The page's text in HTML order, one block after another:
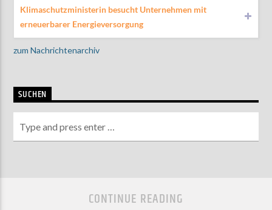
Klimaschutzministerin besucht Unternehmen mit
erneuerbarer Energieversorgung
zum Nachrichtenarchiv
SUCHEN
CONTINUE READING